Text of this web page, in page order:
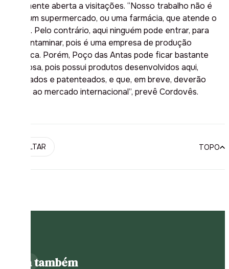
comumente aberta a visitações. “Nosso trabalho não é
como um supermercado, ou uma farmácia, que atende o
público. Pelo contrário, aqui ninguém pode entrar, para
não contaminar, pois é uma empresa de produção
científica. Porém, Poço das Antas pode ficar bastante
orgulhosa, pois possui produtos desenvolvidos aqui,
registrados e patenteados, e que, em breve, deverão
chegar ao mercado internacional”, prevê Cordovês.
VOLTAR TOPO
Leia também